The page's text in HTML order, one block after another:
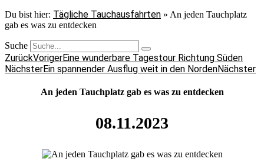
Du bist hier: Tägliche Tauchausfahrten » An jeden Tauchplatz
gab es was zu entdecken
Suche
ZurückVorigerEine wunderbare Tagestour Richtung Süden
NächsterEin spannender Ausflug weit in den NordenNächster
An jeden Tauchplatz gab es was zu entdecken
08.11.2023